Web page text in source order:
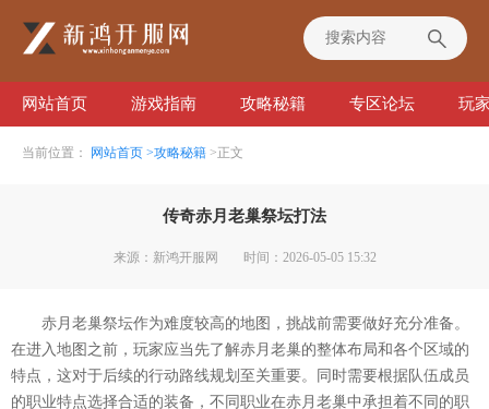
网站首页 游戏指南 攻略秘籍 专区论坛 玩
当前位置： 网站首页 >攻略秘籍 >正文
传奇赤月老巢祭坛打法
来源：新鸿开服网 时间：2026-05-05 15:32
赤月老巢祭坛作为难度较高的地图，挑战前需要做好充分准备。
在进入地图之前，玩家应当先了解赤月老巢的整体布局和各个区域的
特点，这对于后续的行动路线规划至关重要。同时需要根据队伍成员
的职业特点选择合适的装备，不同职业在赤月老巢中承担着不同的职